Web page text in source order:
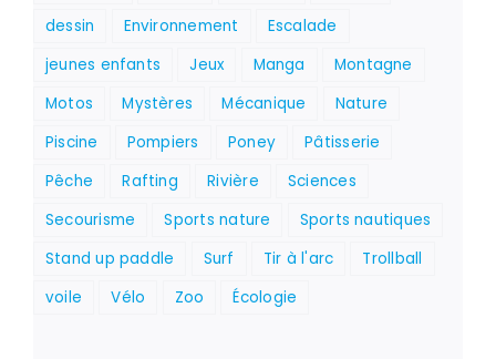
dessin
Environnement
Escalade
jeunes enfants
Jeux Manga
Montagne
Motos
Mystères Mécanique
Nature
Piscine
Pompiers Poney
Pâtisserie
Pêche
Rafting Rivière
Sciences
Secourisme
Sports nature
Sports nautiques
Stand up paddle
Surf Tir à l'arc
Trollball
voile
Vélo Zoo Écologie